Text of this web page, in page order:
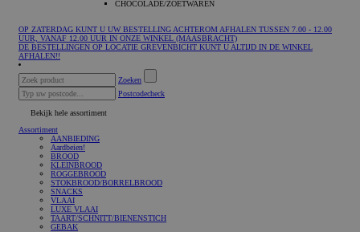
CHOCOLADE/ZOETWAREN
OP ZATERDAG KUNT U UW BESTELLING ACHTEROM AFHALEN TUSSEN 7.00 - 12.00
UUR, VANAF 12.00 UUR IN ONZE WINKEL (MAASBRACHT)
DE BESTELLINGEN OP LOCATIE GREVENBICHT KUNT U ALTIJD IN DE WINKEL
AFHALEN!!
Zoeken
Postcodecheck
Bekijk hele assortiment
Assortiment
AANBIEDING
Aardbeien!
BROOD
KLEINBROOD
ROGGEBROOD
STOKBROOD/BORRELBROOD
SNACKS
VLAAI
LUXE VLAAI
TAART/SCHNITT/BIENENSTICH
GEBAK